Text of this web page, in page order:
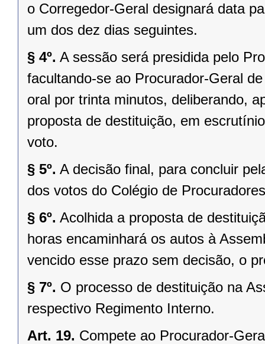
o Corregedor-Geral designará data
um dos dez dias seguintes.
§ 4º. A sessão será presidida pelo
facultando-se ao Procurador-Geral
oral por trinta minutos, deliberando,
proposta de destituição, em
voto.
§ 5º. A decisão final, para concluir
dos votos do Colégio de
§ 6º. Acolhida a proposta de
horas encaminhará os autos à
vencido esse prazo sem decisão, o
§ 7º. O processo de destituição na
respectivo Regimento Interno.
Art. 19. Compete ao Procurador-